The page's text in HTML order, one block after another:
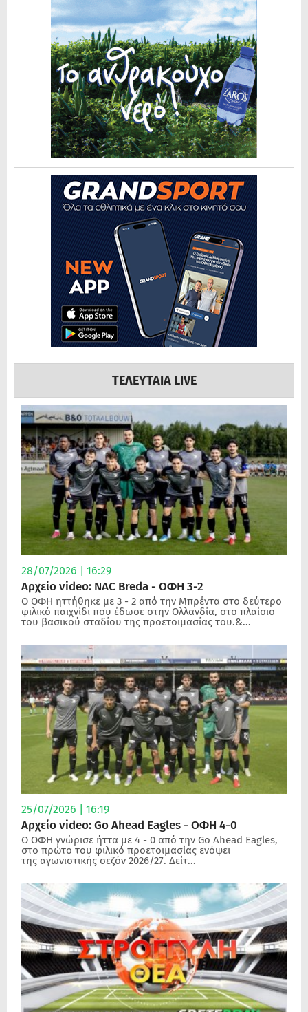
ΤΕΛΕΥΤΑΙΑ LIVE
28/07/2026 | 16:29
Αρχείο video: NAC Breda - ΟΦΗ 3-2
Ο ΟΦΗ ηττήθηκε με 3 - 2 από την Μπρέντα στο δεύτερο
φιλικό παιχνίδι που έδωσε στην Ολλανδία, στο πλαίσιο
του βασικού σταδίου της προετοιμασίας του.&...
25/07/2026 | 16:19
Αρχείο video: Go Ahead Eagles - ΟΦΗ 4-0
Ο ΟΦΗ γνώρισε ήττα με 4 - 0 από την Go Ahead Eagles,
στο πρώτο του φιλικό προετοιμασίας ενόψει
της αγωνιστικής σεζόν 2026/27. Δείτ...